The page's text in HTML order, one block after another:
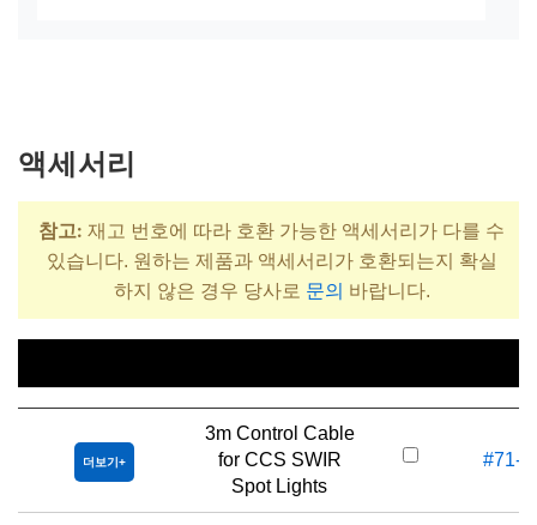
액세서리
참고: 재고 번호에 따라 호환 가능한 액세서리가 다를 수
있습니다. 원하는 제품과 액세서리가 호환되는지 확실
하지 않은 경우 당사로 문의 바랍니다.
더보기
3m Control Cable
for CCS SWIR
Spot Lights
#71-